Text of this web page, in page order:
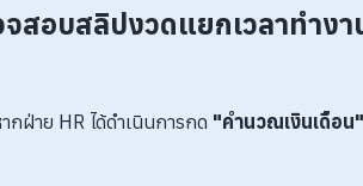
อบสลิปงวดแยกเวลาทำงา
ฝ่าย HR ได้ดำเนินการกด "คำนวณเงินเดือน"